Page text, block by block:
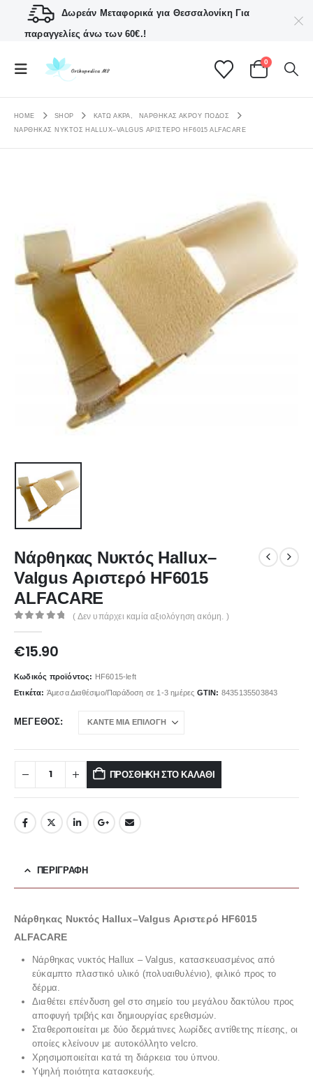
Δωρεάν Μεταφορικά για ΘεσσαλονίκηΓια
παραγγελίες άνω των 60€.!
0
HOME SHOP ΚΑΤΩ ΑΚΡΑ,
ΝΆΡΘΗΚΑΣ ΆΚΡΟΥ ΠΟΔΌΣ
ΝΆΡΘΗΚΑΣ ΝΥΚΤΌΣ HALLUX–VALGUS ΑΡΙΣΤΕΡΌ HF6015 ALFACARE
Νάρθηκας Νυκτός Hallux–
Valgus Αριστερό HF6015
ALFACARE
( Δεν υπάρχει καμία αξιολόγηση ακόμη. )
€15.90
Κωδικός προϊόντος: HF6015-left
Ετικέτα: Άμεσα Διαθέσιμο/Παράδοση σε 1-3 ημέρες GTIN: 8435135503843
ΜΈΓΕΘΟΣ
ΠΡΟΣΘΉΚΗ ΣΤΟ ΚΑΛΆΘΙ
ΠΕΡΙΓΡΑΦΉ
Νάρθηκας Νυκτός Hallux–Valgus Αριστερό HF6015
ALFACARE
Νάρθηκας νυκτός Hallux – Valgus, κατασκευασμένος από
εύκαμπτο πλαστικό υλικό (πολυαιθυλένιο), φιλικό προς το
δέρμα.
Διαθέτει επένδυση gel στο σημείο του μεγάλου δακτύλου προς
αποφυγή τριβής και δημιουργίας ερεθισμών.
Σταθεροποιείται με δύο δερμάτινες λωρίδες αντίθετης πίεσης, οι
οποίες κλείνουν με αυτοκόλλητο velcro.
Χρησιμοποιείται κατά τη διάρκεια του ύπνου.
Υψηλή ποιότητα κατασκευής.